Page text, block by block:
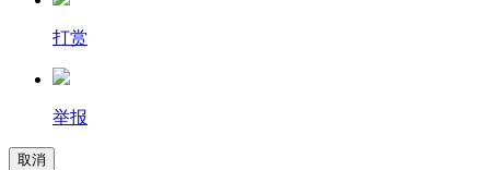
打赏
举报
取消